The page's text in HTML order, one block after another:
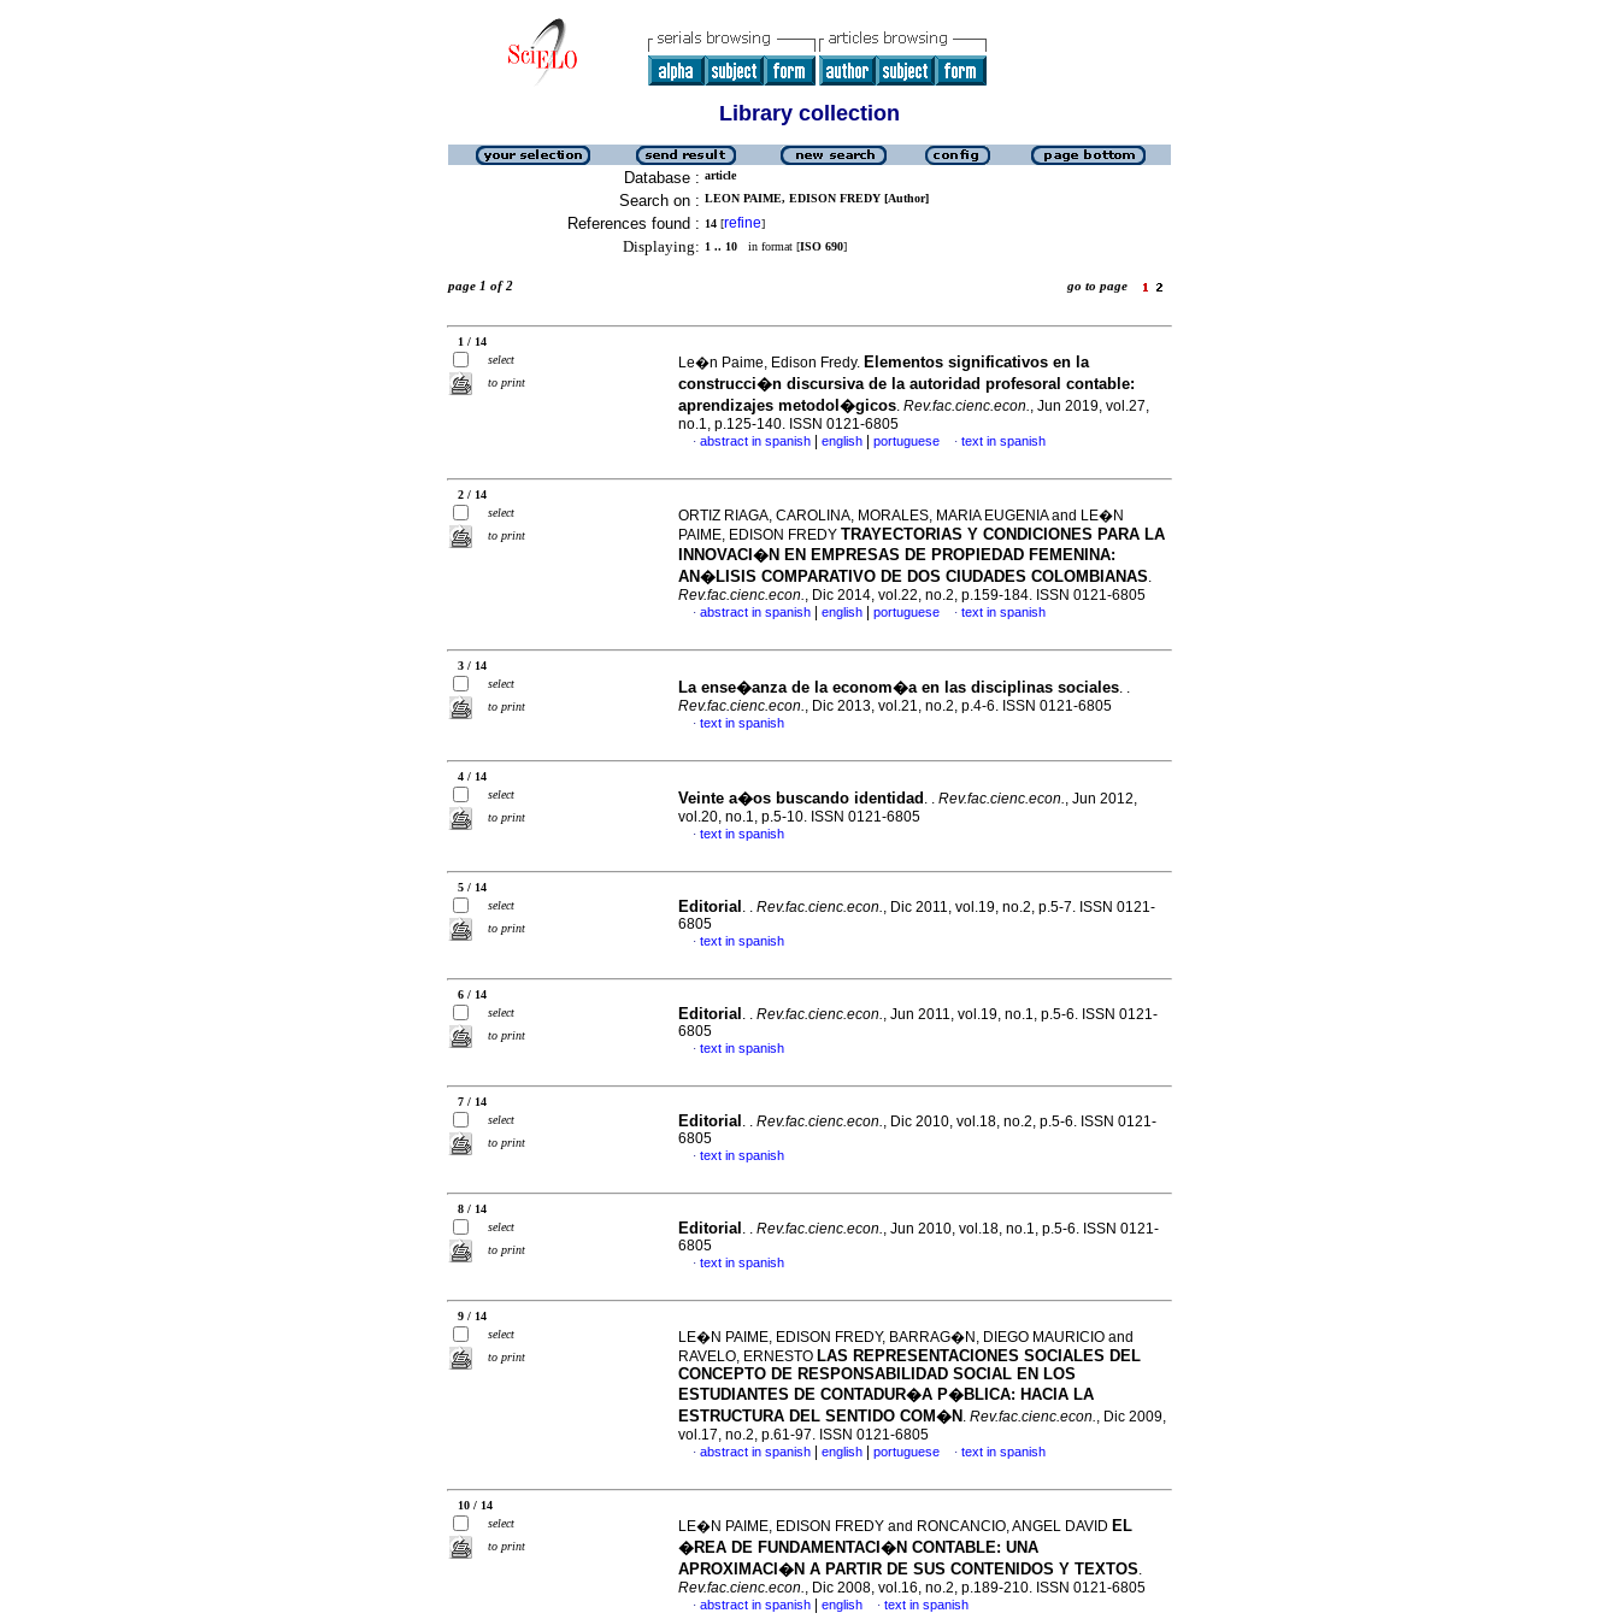
Library collection
Database : article
Search on : LEON PAIME, EDISON FREDY [Author]
References found : 14 [refine]
Displaying: 1 .. 10 in format [ISO 690]
page 1 of 2 go to page
1 / 14
select
to print
Le�n Paime, Edison Fredy. Elementos significativos en la
construcci�n discursiva de la autoridad profesoral contable:
aprendizajes metodol�gicos. Rev.fac.cienc.econ., Jun 2019, vol.27,
no.1, p.125-140. ISSN 0121-6805
· abstract in spanish english portuguese · text in spanish
2 / 14
select
to print
ORTIZ RIAGA, CAROLINA, MORALES, MARIA EUGENIA and LE�N
PAIME, EDISON FREDY TRAYECTORIAS Y CONDICIONES PARA LA
INNOVACI�N EN EMPRESAS DE PROPIEDAD FEMENINA:
AN�LISIS COMPARATIVO DE DOS CIUDADES COLOMBIANAS.
Rev.fac.cienc.econ., Dic 2014, vol.22, no.2, p.159-184. ISSN 0121-6805
· abstract in spanish english portuguese · text in spanish
3 / 14
select
to print
La ense�anza de la econom�a en las disciplinas sociales. .
Rev.fac.cienc.econ., Dic 2013, vol.21, no.2, p.4-6. ISSN 0121-6805
· text in spanish
4 / 14
select
to print
Veinte a�os buscando identidad . . Rev.fac.cienc.econ., Jun 2012,
vol.20, no.1, p.5-10. ISSN 0121-6805
· text in spanish
5 / 14
select
to print
Editorial . . Rev.fac.cienc.econ., Dic 2011, vol.19, no.2, p.5-7. ISSN 0121-
6805
· text in spanish
6 / 14
select
to print
Editorial . . Rev.fac.cienc.econ., Jun 2011, vol.19, no.1, p.5-6. ISSN 0121-
6805
· text in spanish
7 / 14
select
to print
Editorial . . Rev.fac.cienc.econ., Dic 2010, vol.18, no.2, p.5-6. ISSN 0121-
6805
· text in spanish
8 / 14
select
to print
Editorial . . Rev.fac.cienc.econ., Jun 2010, vol.18, no.1, p.5-6. ISSN 0121-
6805
· text in spanish
9 / 14
select
to print
LE�N PAIME, EDISON FREDY, BARRAG�N, DIEGO MAURICIO and
RAVELO, ERNESTO LAS REPRESENTACIONES SOCIALES DEL
CONCEPTO DE RESPONSABILIDAD SOCIAL EN LOS
ESTUDIANTES DE CONTADUR�A P�BLICA: HACIA LA
ESTRUCTURA DEL SENTIDO COM�N . Rev.fac.cienc.econ., Dic 2009,
vol.17, no.2, p.61-97. ISSN 0121-6805
· abstract in spanish english portuguese · text in spanish
10 / 14
select
to print
LE�N PAIME, EDISON FREDY and RONCANCIO, ANGEL DAVID EL
�REA DE FUNDAMENTACI�N CONTABLE: UNA
APROXIMACI�N A PARTIR DE SUS CONTENIDOS Y TEXTOS.
Rev.fac.cienc.econ., Dic 2008, vol.16, no.2, p.189-210. ISSN 0121-6805
· abstract in spanish english · text in spanish